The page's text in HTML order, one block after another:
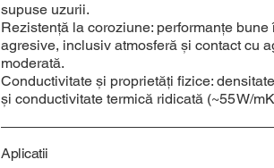
supuse uzurii.
Rezistență la coroziune: performanțe
agresive, inclusiv atmosferă și contact cu
moderată.
Conductivitate și proprietăți fizice:
și conductivitate termică ridicată (~55 W/mK
Aplicatii